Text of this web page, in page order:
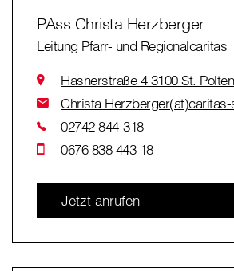
PAss Christa Herzberger
Leitung Pfarr- und Regionalcaritas
Hasnerstraße 4 3100 St. Pölten
02742 844-318
0676 838 443 18
Jetzt anrufen